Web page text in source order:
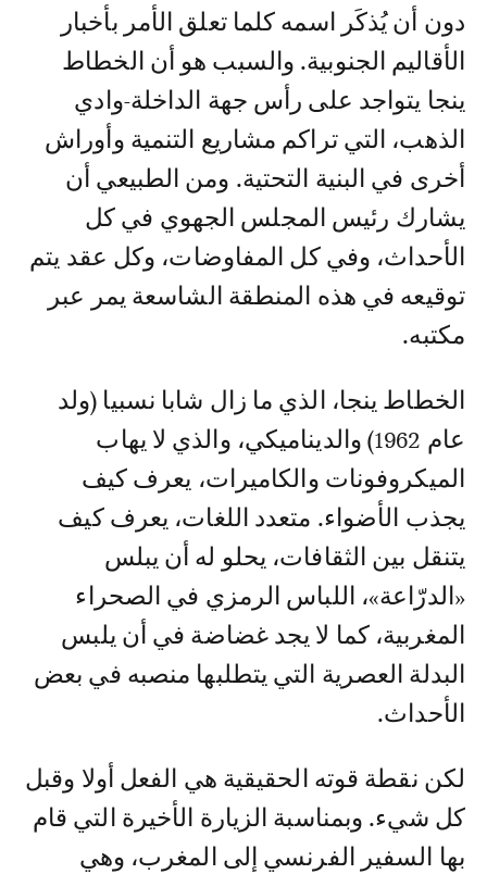
دون أن يُذكَر اسمه كلما تعلق الأمر بأخبار
الأقاليم الجنوبية. والسبب هو أن الخطاط
ينجا يتواجد على رأس جهة الداخلة-وادي
الذهب، التي تراكم مشاريع التنمية وأوراش
أخرى في البنية التحتية. ومن الطبيعي أن
يشارك رئيس المجلس الجهوي في كل
الأحداث، وفي كل المفاوضات، وكل عقد يتم
توقيعه في هذه المنطقة الشاسعة يمر عبر
مكتبه.
الخطاط ينجا، الذي ما زال شابا نسبيا (ولد
عام 1962) والديناميكي، والذي لا يهاب
الميكروفونات والكاميرات، يعرف كيف
يجذب الأضواء. متعدد اللغات، يعرف كيف
يتنقل بين الثقافات، يحلو له أن يبلس
«الدرّاعة»، اللباس الرمزي في الصحراء
المغربية، كما لا يجد غضاضة في أن يلبس
البدلة العصرية التي يتطلبها منصبه في بعض
الأحداث.
لكن نقطة قوته الحقيقية هي الفعل أولا وقبل
كل شيء. وبمناسبة الزيارة الأخيرة التي قام
بها السفير الفرنسي إلى المغرب، وهي